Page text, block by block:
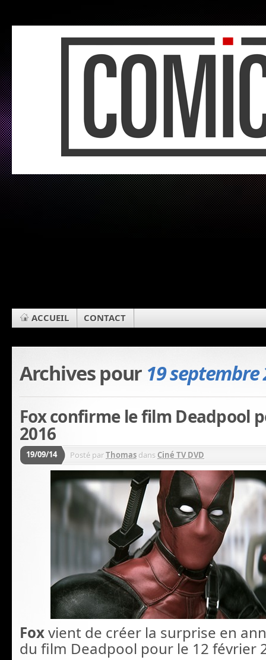
ACCUEIL CONTACT
Archives pour 19 septembre
Fox confirme le film Deadpool
2016
19/09/14 Posté parThomas dans Ciné TV DVD
Foxvient de créer la surprise en
du film Deadpool pour le 12 février